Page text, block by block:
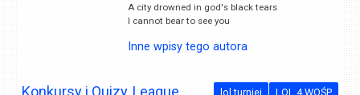
A city drowned in god's black tears
I cannot bear to see you
Inne wpisy tego autora
Konkursy i Quizy, League LOL 4 WOŚP
lol turniej